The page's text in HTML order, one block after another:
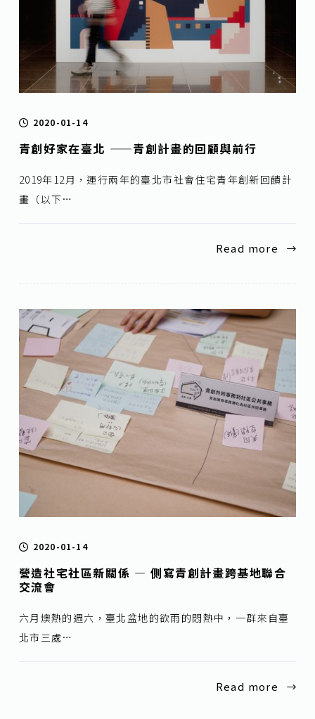
2020-01-14
青創好家在臺北 ——青創計畫的回顧與前行
2019年12月，運行兩年的臺北市社會住宅青年創新回饋計
畫（以下…
Read more
2020-01-14
營造社宅社區新關係 — 側寫青創計畫跨基地聯合
交流會
六月燠熱的週六，臺北盆地的欲雨的悶熱中，一群來自臺
北市三處…
Read more